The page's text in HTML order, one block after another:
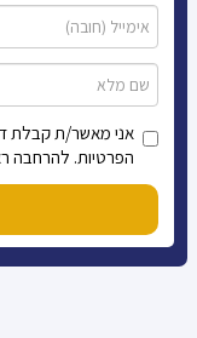
אני מאשר/ת קבלת
הפרטיות. להרחבה